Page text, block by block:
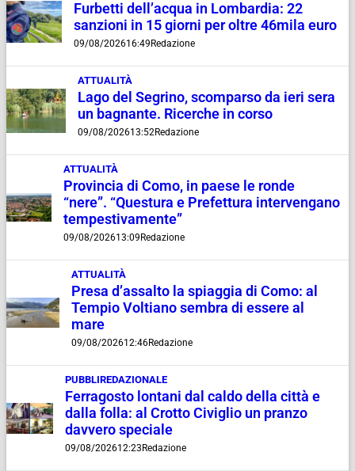
Furbetti dell’acqua in Lombardia: 22
sanzioni in 15 giorni per oltre 46mila euro
09/08/202616:49 Redazione
ATTUALITÀ
Lago del Segrino, scomparso da ieri sera
un bagnante. Ricerche in corso
09/08/202613:52Redazione
ATTUALITÀ
Provincia di Como, in paese le ronde
“nere”. “Questura e Prefettura intervengano
tempestivamente”
09/08/202613:09 Redazione
ATTUALITÀ
Presa d’assalto la spiaggia di Como: al
Tempio Voltiano sembra di essere al
mare
09/08/202612:46Redazione
PUBBLIREDAZIONALE
Ferragosto lontani dal caldo della città e
dalla folla: al Crotto Civiglio un pranzo
davvero speciale
09/08/202612:23 Redazione